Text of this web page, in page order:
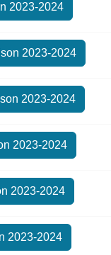
2023-2024
2023-2024
2023-2024
2023-2024
2023-2024
2023-2024